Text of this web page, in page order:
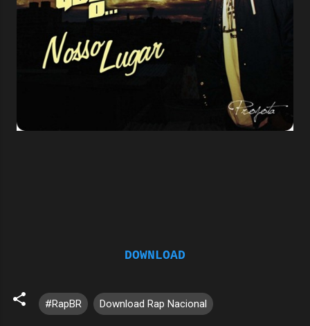
DOWNLOAD
#RapBR Download Rap Nacional